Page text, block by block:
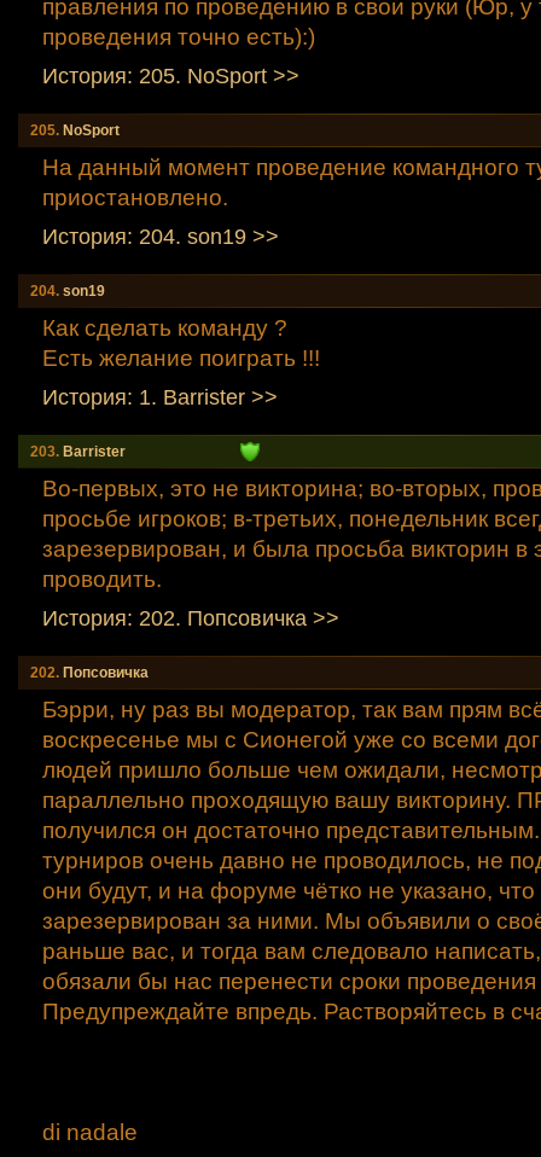
правления по проведению в свои руки (Юр, у
проведения точно есть):)
История: 205. NoSport >>
205. NoSport
На данный момент проведение командного
приостановлено.
История: 204. son19 >>
204. son19
Как сделать команду ?
Есть желание поиграть !!!
История: 1. Barrister >>
203. Barrister
Во-первых, это не викторина; во-вторых,
просьбе игроков; в-третьих, понедельник
зарезервирован, и была просьба викторин в
проводить.
История: 202. Попсовичка >>
202. Попсовичка
Бэрри, ну раз вы модератор, так вам прям
воскресенье мы с Сионегой уже со всеми
людей пришло больше чем ожидали,
параллельно проходящую вашу викторину.
получился он достаточно
турниров очень давно не проводилось, не
они будут, и на форуме чётко не указано,
зарезервирован за ними. Мы объявили о
раньше вас, и тогда вам следовало
обязали бы нас перенести сроки
Предупреждайте впредь. Растворяйтесь в
di nadale